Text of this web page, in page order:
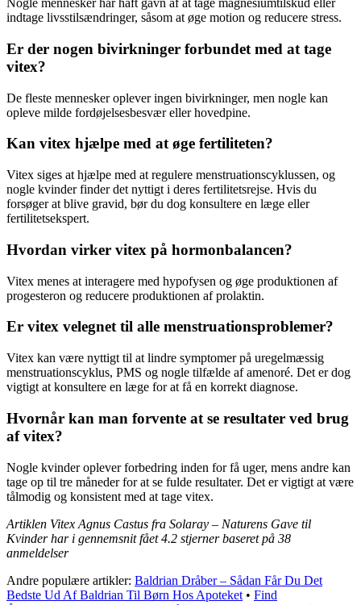
Nogle mennesker har haft gavn af at tage magnesiumtilskud eller
indtage livsstilsændringer, såsom at øge motion og reducere stress.
Er der nogen bivirkninger forbundet med at tage
vitex?
De fleste mennesker oplever ingen bivirkninger, men nogle kan
opleve milde fordøjelsesbesvær eller hovedpine.
Kan vitex hjælpe med at øge fertiliteten?
Vitex siges at hjælpe med at regulere menstruationscyklussen, og
nogle kvinder finder det nyttigt i deres fertilitetsrejse. Hvis du
forsøger at blive gravid, bør du dog konsultere en læge eller
fertilitetsekspert.
Hvordan virker vitex på hormonbalancen?
Vitex menes at interagere med hypofysen og øge produktionen af
progesteron og reducere produktionen af prolaktin.
Er vitex velegnet til alle menstruationsproblemer?
Vitex kan være nyttigt til at lindre symptomer på uregelmæssig
menstruationscyklus, PMS og nogle tilfælde af amenoré. Det er dog
vigtigt at konsultere en læge for at få en korrekt diagnose.
Hvornår kan man forvente at se resultater ved brug
af vitex?
Nogle kvinder oplever forbedring inden for få uger, mens andre kan
tage op til tre måneder for at se fulde resultater. Det er vigtigt at være
tålmodig og konsistent med at tage vitex.
Artiklen Vitex Agnus Castus fra Solaray – Naturens Gave til
Kvinder har i gennemsnit fået4.2 stjerner baseret på 38
anmeldelser
Andre populære artikler: Baldrian Dråber – Sådan Får Du Det
Bedste Ud Af Baldrian Til Børn Hos Apoteket • Find